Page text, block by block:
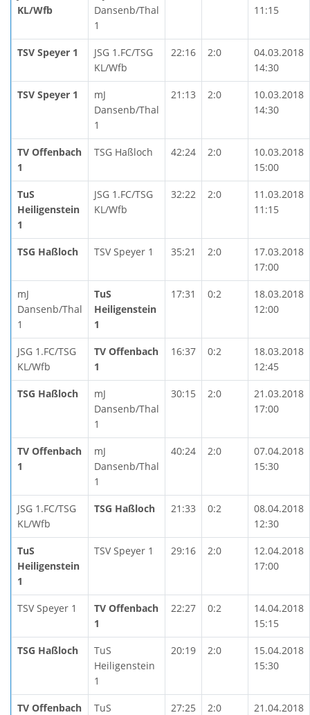
KL/Wfb
Dansenb/Thal
1
11:15
TSV Speyer 1
JSG 1.FC/TSG
KL/Wfb
22:16 2:0
04.03.2018
14:30
TSV Speyer 1
mJ
Dansenb/Thal
1
21:13 2:0
10.03.2018
14:30
TV Offenbach
1
TSG Haßloch 42:24 2:0
10.03.2018
15:00
TuS
Heiligenstein
1
JSG 1.FC/TSG
KL/Wfb
32:22 2:0
11.03.2018
11:15
TSG Haßloch TSV Speyer 1 35:21 2:0
17.03.2018
17:00
mJ
Dansenb/Thal
1
TuS
Heiligenstein
1
17:31 0:2
18.03.2018
12:00
JSG 1.FC/TSG
KL/Wfb
TV Offenbach
1
16:37 0:2
18.03.2018
12:45
TSG Haßloch
mJ
Dansenb/Thal
1
30:15 2:0
21.03.2018
17:00
TV Offenbach
1
mJ
Dansenb/Thal
1
40:24 2:0
07.04.2018
15:30
JSG 1.FC/TSG
KL/Wfb
TSG Haßloch 21:33 0:2
08.04.2018
12:30
TuS
Heiligenstein
1
TSV Speyer 1 29:16 2:0
12.04.2018
17:00
TSV Speyer 1
TV Offenbach
1
22:27 0:2
14.04.2018
15:15
TSG Haßloch
TuS
Heiligenstein
1
20:19 2:0
15.04.2018
15:30
TV Offenbach
TuS
27:25 2:0
21.04.2018